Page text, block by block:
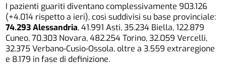
I pazienti guariti diventano complessivamente 903.126
(+4.014 rispetto a ieri), così suddivisi su base provinciale:
74.293 Alessandria, 41.991 Asti, 35.234 Biella, 122.879
Cuneo, 70.303 Novara, 482.254 Torino, 32.059 Vercelli,
32.375 Verbano-Cusio-Ossola, oltre a 3.559 extraregione
e 8.179 in fase di definizione.